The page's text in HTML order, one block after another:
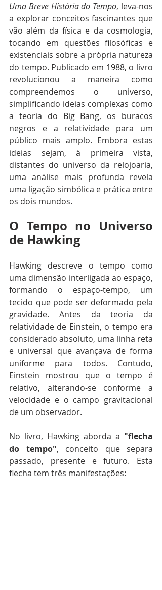
Uma Breve História do Tempo, leva-nos
a explorar conceitos fascinantes que
vão além da física e da cosmologia,
tocando em questões filosóficas e
existenciais sobre a própria natureza
do tempo. Publicado em 1988, o livro
revolucionou a maneira como
compreendemos o universo,
simplificando ideias complexas como
a teoria do Big Bang, os buracos
negros e a relatividade para um
público mais amplo. Embora estas
ideias sejam, à primeira vista,
distantes do universo da relojoaria,
uma análise mais profunda revela
uma ligação simbólica e prática entre
os dois mundos.
O Tempo no Universo
de Hawking
Hawking descreve o tempo como
uma dimensão interligada ao espaço,
formando o espaço-tempo, um
tecido que pode ser deformado pela
gravidade. Antes da teoria da
relatividade de Einstein, o tempo era
considerado absoluto, uma linha reta
e universal que avançava de forma
uniforme para todos. Contudo,
Einstein mostrou que o tempo é
relativo, alterando-se conforme a
velocidade e o campo gravitacional
de um observador.
No livro, Hawking aborda a "flecha
do tempo", conceito que separa
passado, presente e futuro. Esta
flecha tem três manifestações: